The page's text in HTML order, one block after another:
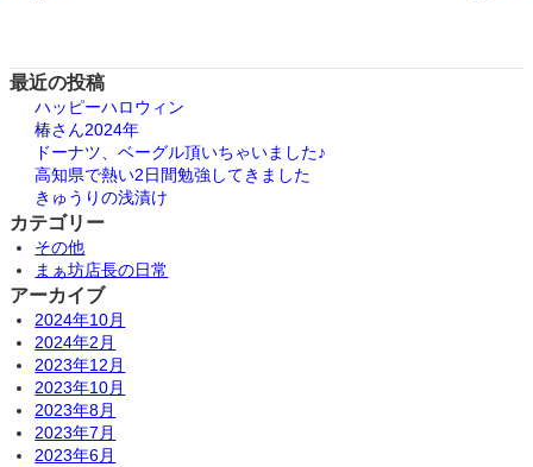
最近の投稿
ハッピーハロウィン
椿さん2024年
ドーナツ、ベーグル頂いちゃいました♪
高知県で熱い2日間勉強してきました
きゅうりの浅漬け
カテゴリー
その他
まぁ坊店長の日常
アーカイブ
2024年10月
2024年2月
2023年12月
2023年10月
2023年8月
2023年7月
2023年6月